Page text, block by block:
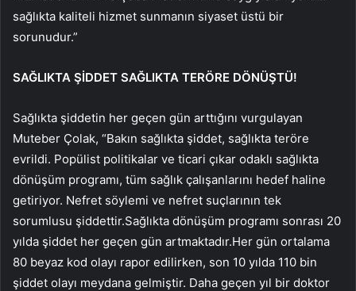
sağlıkta kaliteli hizmet sunmanın siyaset üstü bir
sorunudur.”
SAĞLIKTA ŞİDDET SAĞLIKTA TERÖRE DÖNÜŞTÜ!
Sağlıkta şiddetin her geçen gün arttığını vurgulayan
Muteber Çolak, “Bakın sağlıkta şiddet, sağlıkta teröre
evrildi. Popülist politikalar ve ticari çıkar odaklı sağlıkta
dönüşüm programı, tüm sağlık çalışanlarını hedef haline
getiriyor. Nefret söylemi ve nefret suçlarının tek
sorumlusu şiddettir.Sağlıkta dönüşüm programı sonrası 20
yılda şiddet her geçen gün artmaktadır.Her gün ortalama
80 beyaz kod olayı rapor edilirken, son 10 yılda 110 bin
şiddet olayı meydana gelmiştir. Daha geçen yıl bir doktor